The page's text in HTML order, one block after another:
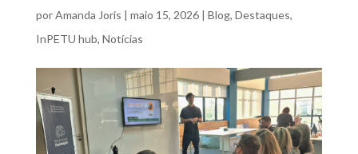
porAmanda Joris | maio 15, 2026| Blog, Destaques,
InPETU hub, Notícias